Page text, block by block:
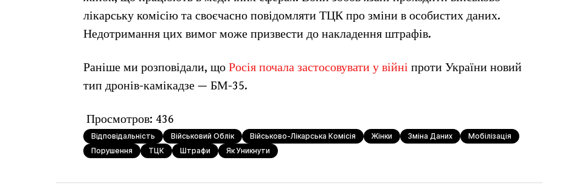
лікарську комісію та своєчасно повідомляти ТЦК про зміни в особистих даних.
Недотримання цих вимог може призвести до накладення штрафів.
Раніше ми розповідали, що Росія почала застосовувати у війні проти України новий
тип дронів-камікадзе — БМ-35.
Просмотров: 436
Відповідальність Військовий Облік Військово-Лікарська Комісія Жінки Зміна Даних
Мобілізація
Порушення
ТЦК Штрафи Як Уникнути